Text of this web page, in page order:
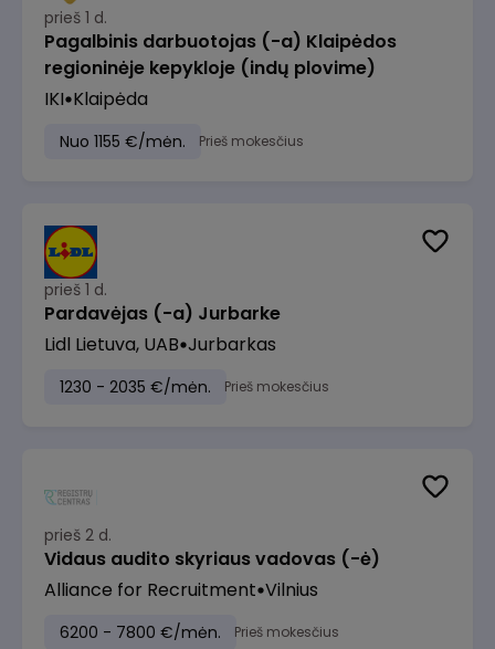
prieš 1 d.
Pagalbinis darbuotojas (-a) Klaipėdos
regioninėje kepykloje (indų plovime)
IKI Klaipėda
Nuo 1155 €/mėn. Prieš mokesčius
prieš 1 d.
Pardavėjas (-a) Jurbarke
Lidl Lietuva, UAB Jurbarkas
1230 - 2035 €/mėn. Prieš mokesčius
prieš 2 d.
Vidaus audito skyriaus vadovas (-ė)
Alliance for Recruitment Vilnius
6200 - 7800 €/mėn. Prieš mokesčius